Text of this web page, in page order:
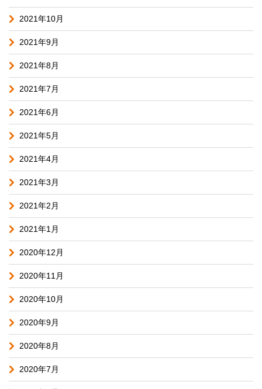
2021年10月
2021年9月
2021年8月
2021年7月
2021年6月
2021年5月
2021年4月
2021年3月
2021年2月
2021年1月
2020年12月
2020年11月
2020年10月
2020年9月
2020年8月
2020年7月